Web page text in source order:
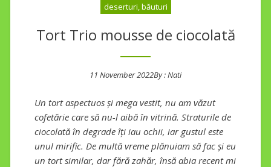
deserturi, băuturi
Tort Trio mousse de ciocolată
11 November 2022By :Nati
Un tort aspectuos și mega vestit, nu am văzut
cofetărie care să nu-l aibă în vitrină. Straturile de
ciocolată în degrade îți iau ochii, iar gustul este
unul mirific. De multă vreme plănuiam să fac și eu
un tort similar, dar fără zahăr, însă abia recent mi